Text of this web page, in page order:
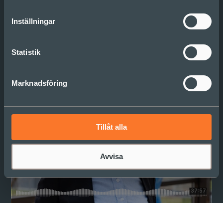
Inställningar
Statistik
Marknadsföring
Tillåt alla
Avvisa